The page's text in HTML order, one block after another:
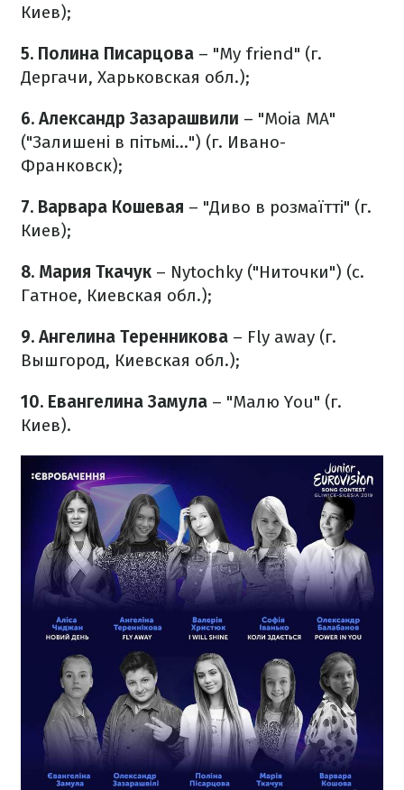
Киев);
5. Полина Писарцова – "My friend" (г.
Дергачи, Харьковская обл.);
6. Александр Зазарашвили – "Moia MA"
("Залишені в пітьмі...") (г. Ивано-
Франковск);
7. Варвара Кошевая – "Диво в розмаїтті" (г.
Киев);
8. Мария Ткачук – Nytochky ("Ниточки") (с.
Гатное, Киевская обл.);
9. Ангелина Теренникова – Fly away (г.
Вышгород, Киевская обл.);
10. Евангелина Замула – "Малю You" (г.
Киев).